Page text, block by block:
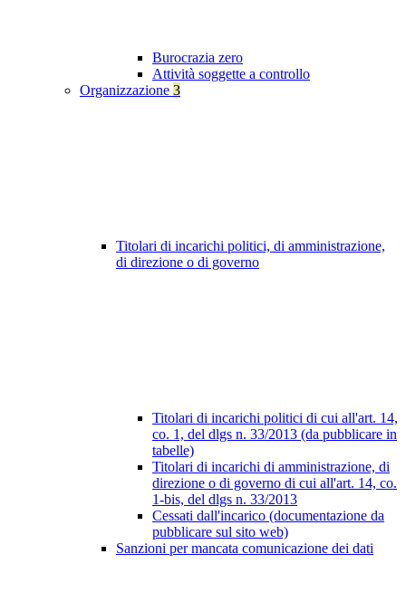
Burocrazia zero
Attività soggette a controllo
Organizzazione 3
Titolari di incarichi politici, di amministrazione,
di direzione o di governo
Titolari di incarichi politici di cui all'art. 14,
co. 1, del dlgs n. 33/2013 (da pubblicare in
tabelle)
Titolari di incarichi di amministrazione, di
direzione o di governo di cui all'art. 14, co.
1-bis, del dlgs n. 33/2013
Cessati dall'incarico (documentazione da
pubblicare sul sito web)
Sanzioni per mancata comunicazione dei dati